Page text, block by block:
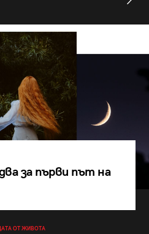
за първи път на
ОТ ЖИВОТА